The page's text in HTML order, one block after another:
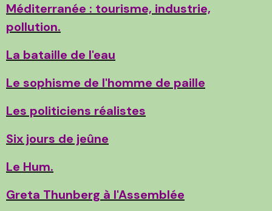
Méditerranée : tourisme, industrie,
pollution.
La bataille de l'eau
Le sophisme de l'homme de paille
Les politiciens réalistes
Six jours de jeûne
Le Hum.
Greta Thunberg à l'Assemblée